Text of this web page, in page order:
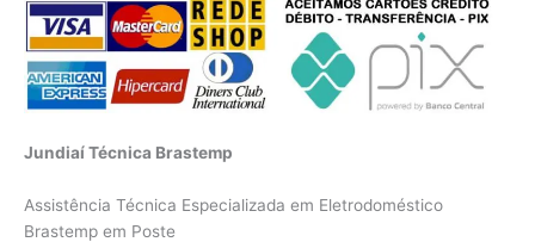
Jundiaí Técnica Brastemp
Assistência Técnica Especializada em Eletrodoméstico
Brastemp em Poste